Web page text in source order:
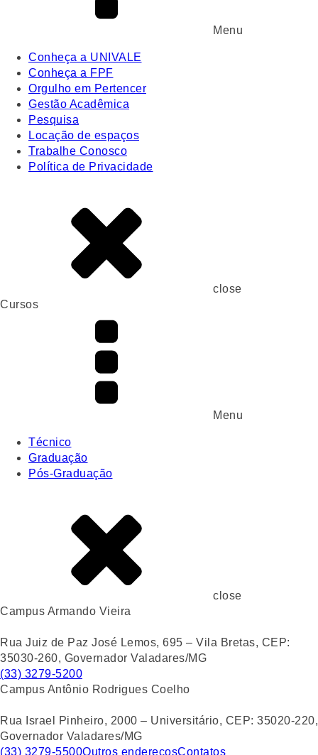
Menu
Conheça a UNIVALE
Conheça a FPF
Orgulho em Pertencer
Gestão Acadêmica
Pesquisa
Locação de espaços
Trabalhe Conosco
Política de Privacidade
close
Cursos
Menu
Técnico
Graduação
Pós-Graduação
close
Campus Armando Vieira
Rua Juiz de Paz José Lemos, 695 – Vila Bretas, CEP:
35030-260, Governador Valadares/MG
(33) 3279-5200
Campus Antônio Rodrigues Coelho
Rua Israel Pinheiro, 2000 – Universitário, CEP: 35020-220,
Governador Valadares/MG
(33) 3279-5500Outros endereçosContatos